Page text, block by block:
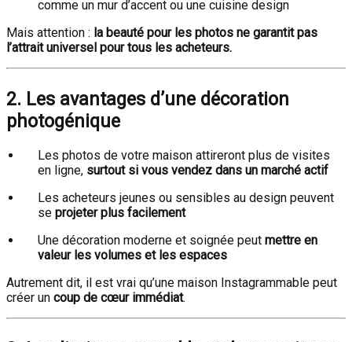
comme un mur d’accent ou une cuisine design
Mais attention : la beauté pour les photos ne garantit pas
l’attrait universel pour tous les acheteurs.
2. Les avantages d’une décoration
photogénique
Les photos de votre maison attireront plus de visites
en ligne, surtout si vous vendez dans un marché actif
Les acheteurs jeunes ou sensibles au design peuvent
se projeter plus facilement
Une décoration moderne et soignée peut mettre en
valeur les volumes et les espaces
Autrement dit, il est vrai qu’une maison Instagrammable peut
créer un coup de cœur immédiat.